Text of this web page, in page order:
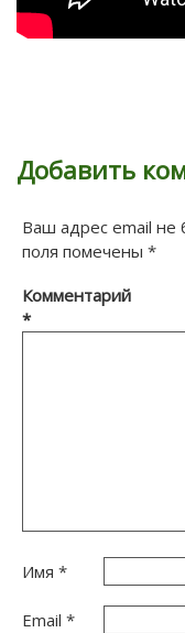
Добавить
Ваш адрес email не
поля помечены *
Комментарий
*
Имя *
Email *